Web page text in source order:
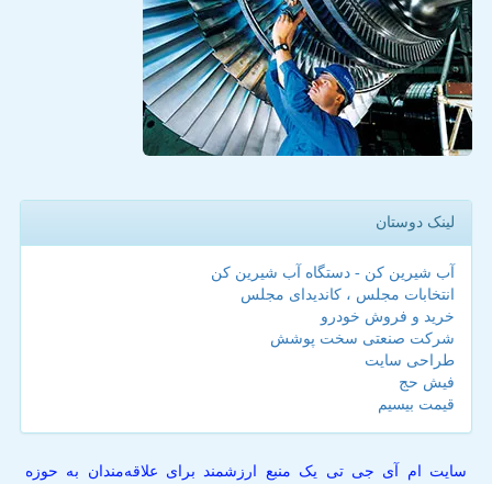
لینک دوستان
آب شیرین کن - دستگاه آب شیرین کن
انتخابات مجلس ، کاندیدای مجلس
خرید و فروش خودرو
شرکت صنعتی سخت پوشش
طراحی سایت
فیش حج
قیمت بیسیم
سایت ام آی جی تی یک منبع ارزشمند برای علاقه‌مندان به حوزه